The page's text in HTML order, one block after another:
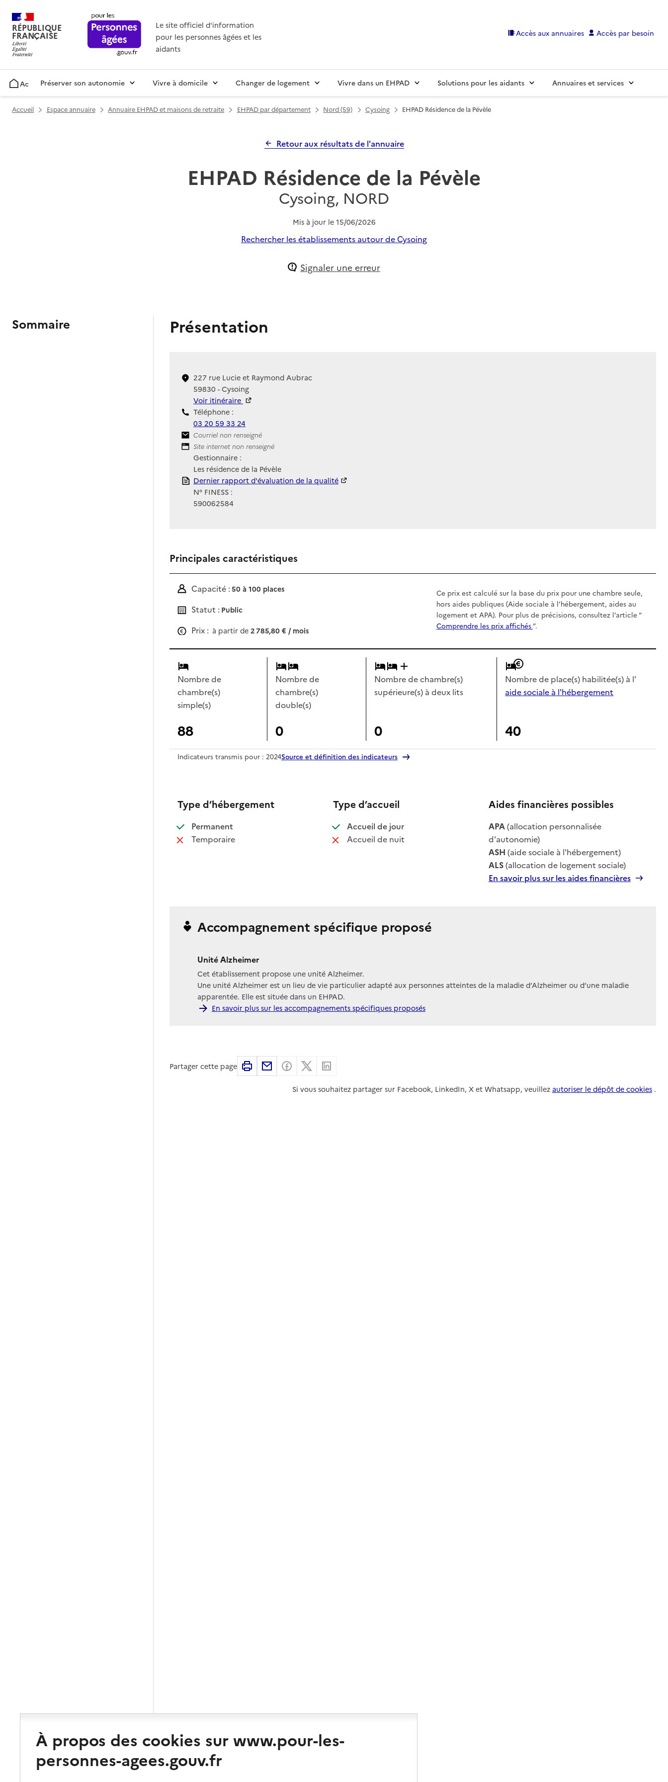
RÉPUBLIQUE
FRANÇAISE
Le site officiel d'information
pour les personnes âgées et les
aidants
Accès aux annuaires Accès par besoin
AccueilPréserver son autonomie Vivre à domicile Changer de logement Vivre dans un EHPAD Solutions pour les aidants Annuaires et services
Accueil Espace annuaire Annuaire EHPAD et maisons de retraite EHPAD par département Nord (59) Cysoing EHPAD Résidence de la Pévèle
Retour aux résultats de l'annuaire
EHPAD Résidence de la Pévèle
Cysoing, NORD
Mis à jour le 15/06/2026
Rechercher les établissements autour de Cysoing
Signaler une erreur
Sommaire Présentation
227 rue Lucie et Raymond Aubrac
59830 - Cysoing
Voir itinéraire
Téléphone :
03 20 59 33 24
Contact
Courriel non renseigné
Site Internet
Site internet non renseigné
Gestionnaire :
Les résidence de la Pévèle
Rapport HAS
Dernier rapport d'évaluation de la qualité
N° FINESS :
590062584
Principales caractéristiques
Capacité : 50 à 100 places
Statut : Public
Prix : à partir de 2 785,80 € / mois
Ce prix est calculé sur la base du prix pour une chambre seule,
hors aides publiques (Aide sociale à l’hébergement, aides au
logement et APA). Pour plus de précisions, consultez l’article “
Comprendre les prix affichés”.
Nombre de
chambre(s)
simple(s)
88
Nombre de
chambre(s)
double(s)
0
Nombre de chambre(s)
supérieure(s) à deux lits
0
Nombre de place(s) habilitée(s) à l'
aide sociale à l'hébergement
40
Indicateurs transmis pour : 2024Source et définition des indicateurs
Type d’hébergement
Permanent: disponible
Temporaire: non disponible
Type d’accueil
Accueil de jour: disponible
Accueil de nuit: non disponible
Aides financières possibles
APA(allocation personnalisée
d'autonomie)
ASH (aide sociale à l'hébergement)
ALS(allocation de logement sociale)
En savoir plus sur les aides financières
Accompagnement spécifique proposé
Unité Alzheimer
Cet établissement propose une unité Alzheimer.
Une unité Alzheimer est un lieu de vie particulier adapté aux personnes atteintes de la maladie d’Alzheimer ou d’une maladie
apparentée. Elle est située dans un EHPAD.
En savoir plus sur les accompagnements spécifiques proposés
Partager cette page ImprimerPartager par email
Partager sur Facebook
Partager sur X
Si vous souhaitez partager sur Facebook, LinkedIn, X et Whatsapp, veuillez autoriser le dépôt de cookies .
À propos des cookies sur www.pour-les-
personnes-agees.gouv.fr